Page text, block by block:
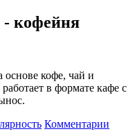
кофейня
кофе, чай и
в формате кафе с
Комментарии